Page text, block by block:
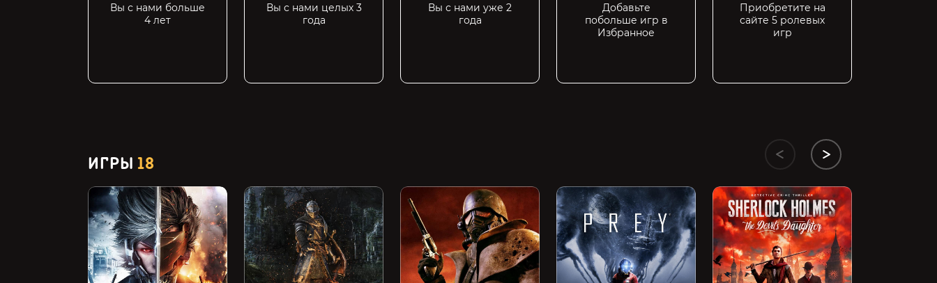
Вы с нами больше
4 лет
Вы с нами целых 3
года
Вы с нами уже 2
года
Добавьте
побольше игр в
Избранное
Приобретите на
сайте 5 ролевых
игр
ИГРЫ 18